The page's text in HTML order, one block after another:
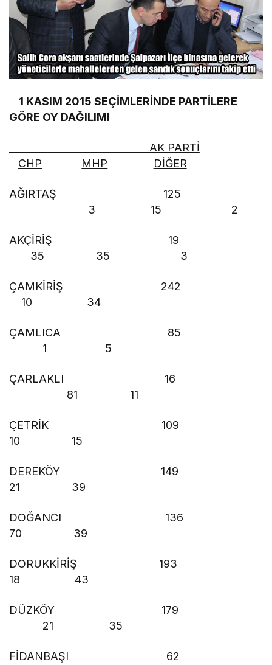
1 KASIM 2015 SEÇİMLERİNDE PARTİLERE
GÖRE OY DAĞILIMI
AK PARTİ
CHP
MHP DİĞER
AĞIRTAŞ 125
3 15 2
AKÇİRİŞ 19
35 35 3
ÇAMKİRİŞ 242
10 34
ÇAMLICA 85
1 5
ÇARLAKLI 16
81 11
ÇETRİK 109
10 15
DEREKÖY 149
21 39
DOĞANCI 136
70 39
DORUKKİRİŞ 193
18 43
DÜZKÖY 179
21 35
FİDANBAŞI 62